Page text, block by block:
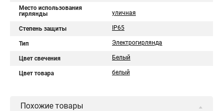
Место использования
гирлянды
уличная
Степень защиты IP65
Тип Электрогирлянда
Цвет свечения Белый
Цвет товара белый
Похожие товары